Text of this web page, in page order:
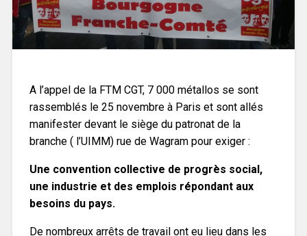
A l’appel de la FTM CGT, 7 000 métallos se sont
rassemblés le 25 novembre à Paris et sont allés
manifester devant le siège du patronat de la
branche ( l’UIMM) rue de Wagram pour exiger :
Une convention collective de progrès social,
une industrie et des emplois répondant aux
besoins du pays.
De nombreux arrêts de travail ont eu lieu dans les